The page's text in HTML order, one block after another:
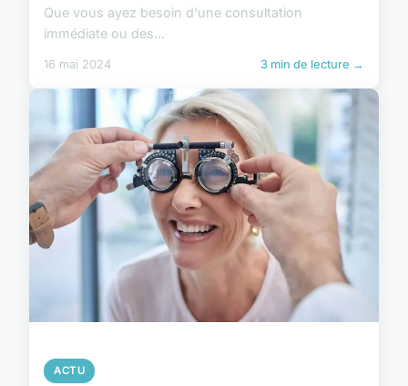
Que vous ayez besoin d'une consultation
immédiate ou des...
16 mai 2024 3 min de lecture →
ACTU